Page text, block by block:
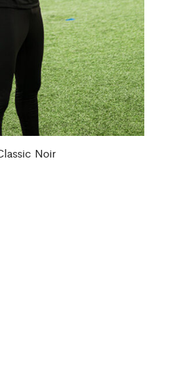
Noir